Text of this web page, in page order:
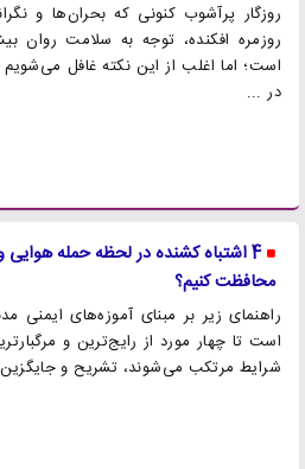
روزگار پرآشوب کنونی که بحران‌ها و
روزمره افکنده، توجه به سلامت
است؛ اما اغلب از این نکته غافل
در ...
4 اشتباه کشنده در لحظه حمله هوایی
محافظت کنیم؟
راهنمای زیر بر مبنای آموزه‌های
است تا چهار مورد از رایج‌ترین و
شرایط مرتکب می‌شوند، تشریح و